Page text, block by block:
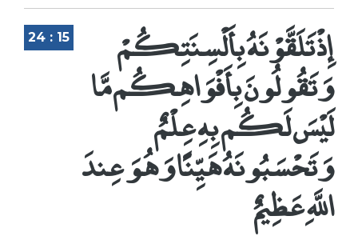
24 : 15 إِذْ تَلَقَّوْنَهُ بِأَلْسِنَتِكُمْ
وَتَقُولُونَ بِأَفْوَاهِكُم مَّا
لَيْسَ لَكُم بِهِ عِلْمٌ
وَتَحْسَبُونَهُ هَيِّنًا وَهُوَ عِندَ
اللَّهِ عَظِيمٌ